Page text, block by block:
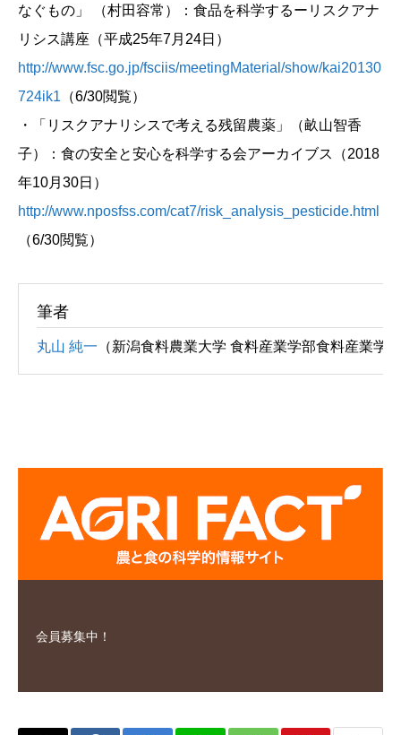
なぐもの」 （村田容常）：食品を科学するーリスクアナ
リシス講座（平成25年7月24日）
http://www.fsc.go.jp/fsciis/meetingMaterial/show/kai20130
724ik1 （6/30閲覧）
・「リスクアナリシスで考える残留農薬」（畝山智香
子）：食の安全と安心を科学する会アーカイブス（2018
年10月30日）
http://www.nposfss.com/cat7/risk_analysis_pesticide.html
（6/30閲覧）
筆者
丸山 純一 （新潟食料農業大学 食料産業学部食料産業学
会員募集中！